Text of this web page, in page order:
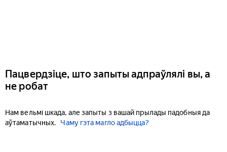
Пацвердзіце, што запыты адпраўлялі вы, а
не робат
Нам вельмі шкада, але запыты з вашай прылады падобныя да
аўтаматычных.
Чаму гэта магло адбыцца?